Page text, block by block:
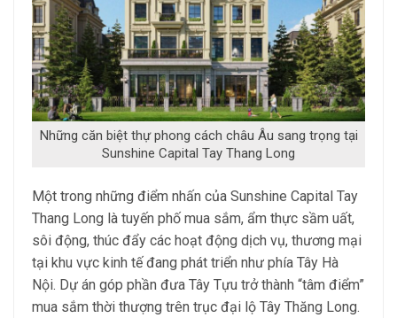
Những căn biệt thự phong cách châu Âu sang trọng tại
Sunshine Capital Tay Thang Long
Một trong những điểm nhấn của Sunshine Capital Tay
Thang Long là tuyến phố mua sắm, ẩm thực sầm uất,
sôi động, thúc đẩy các hoạt động dịch vụ, thương mại
tại khu vực kinh tế đang phát triển như phía Tây Hà
Nội. Dự án góp phần đưa Tây Tựu trở thành “tâm điểm”
mua sắm thời thượng trên trục đại lộ Tây Thăng Long.